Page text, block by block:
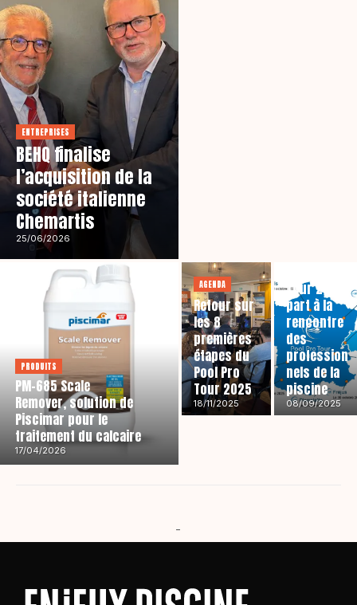
ENTREPRISES
BEHQ finalise
l’acquisition de la
société italienne
Chemartis
25/06/2026
PRODUITS
PM-685 Scale
Remover, solution de
Piscimar pour le
traitement du calcaire
17/04/2026
AGENDA
Retour sur
les 8
premières
étapes du
Pool Pro
Tour 2025
18/11/2025
Tour 2025
part à la
rencontre
des
profession
nels de la
piscine
08/09/2025
-